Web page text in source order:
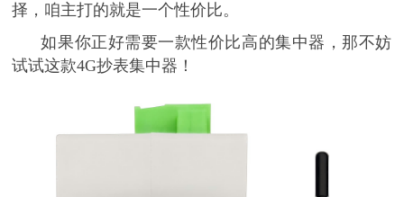
择，咱主打的就是一个性价比。
如果你正好需要一款性价比高的集中器，那不妨
试试这款4G抄表集中器！